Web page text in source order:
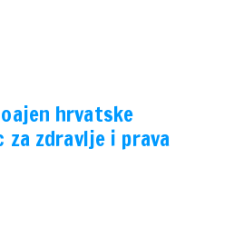
hrvatske
zdravlje i prava